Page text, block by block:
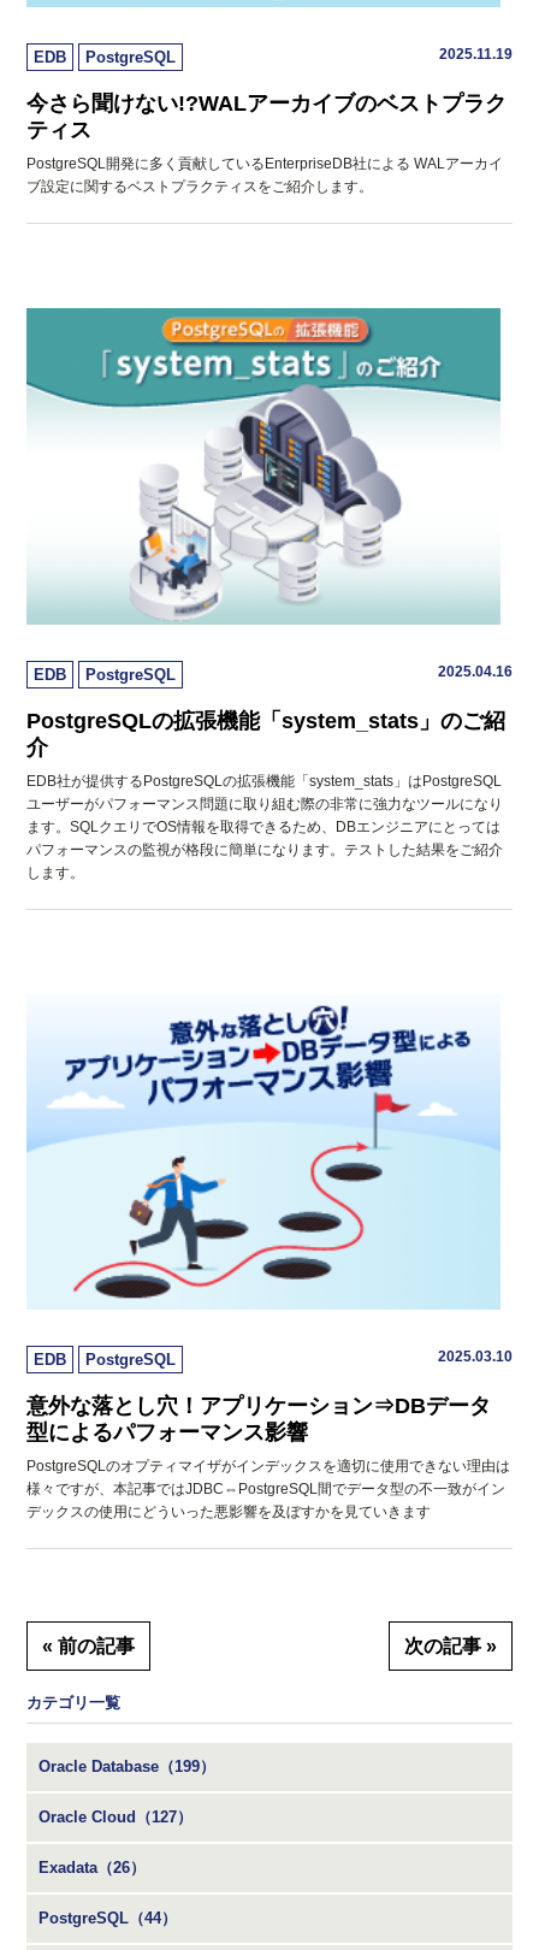
EDB PostgreSQL 2025.11.19
今さら聞けない!?WALアーカイブのベストプラク
ティス
PostgreSQL開発に多く貢献しているEnterpriseDB社による WALアーカイ
ブ設定に関するベストプラクティスをご紹介します。
EDB PostgreSQL 2025.04.16
PostgreSQLの拡張機能「system_stats」のご紹
介
EDB社が提供するPostgreSQLの拡張機能「system_stats」はPostgreSQL
ユーザーがパフォーマンス問題に取り組む際の非常に強力なツールになり
ます。SQLクエリでOS情報を取得できるため、DBエンジニアにとっては
パフォーマンスの監視が格段に簡単になります。テストした結果をご紹介
します。
EDB PostgreSQL 2025.03.10
意外な落とし穴！アプリケーション⇒DBデータ
型によるパフォーマンス影響
PostgreSQLのオプティマイザがインデックスを適切に使用できない理由は
様々ですが、本記事ではJDBC⇔PostgreSQL間でデータ型の不一致がイン
デックスの使用にどういった悪影響を及ぼすかを見ていきます
« 前の記事 次の記事 »
カテゴリ一覧
Oracle Database（199）
Oracle Cloud（127）
Exadata（26）
PostgreSQL（44）